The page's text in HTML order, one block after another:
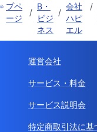
プペ
ージ
/
B・
ビジ
ネス
/
会社
ハピ
エル
/
運営会社
サービス・料金
サービス説明会
特定商取引法に基